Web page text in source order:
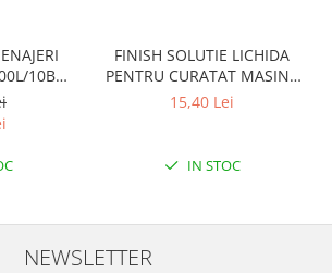
10BUC
FINISH SOLUTIE LICHIDA
PENTRU CURATAT MASINA
DE SPALAT VASE 250ML
15,40 Lei
IN STOC
NEWSLETTER